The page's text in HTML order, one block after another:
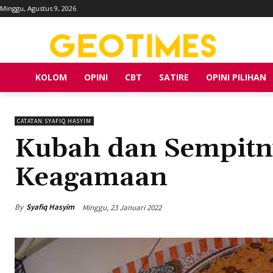
Minggu, Agustus 9, 2026
KOLOM OPINI CBT SATIRE OPINI PILIHAN
CATATAN SYAFIQ HASYIM
Kubah dan
Keagamaan
By Syafiq Hasyim Minggu, 23 Januari 2022